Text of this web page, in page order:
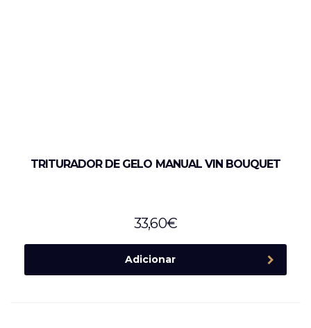
TRITURADOR DE GELO MANUAL VIN BOUQUET
33,60€
Adicionar